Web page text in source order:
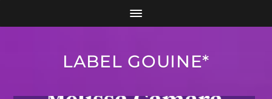
LABEL GOUINE*